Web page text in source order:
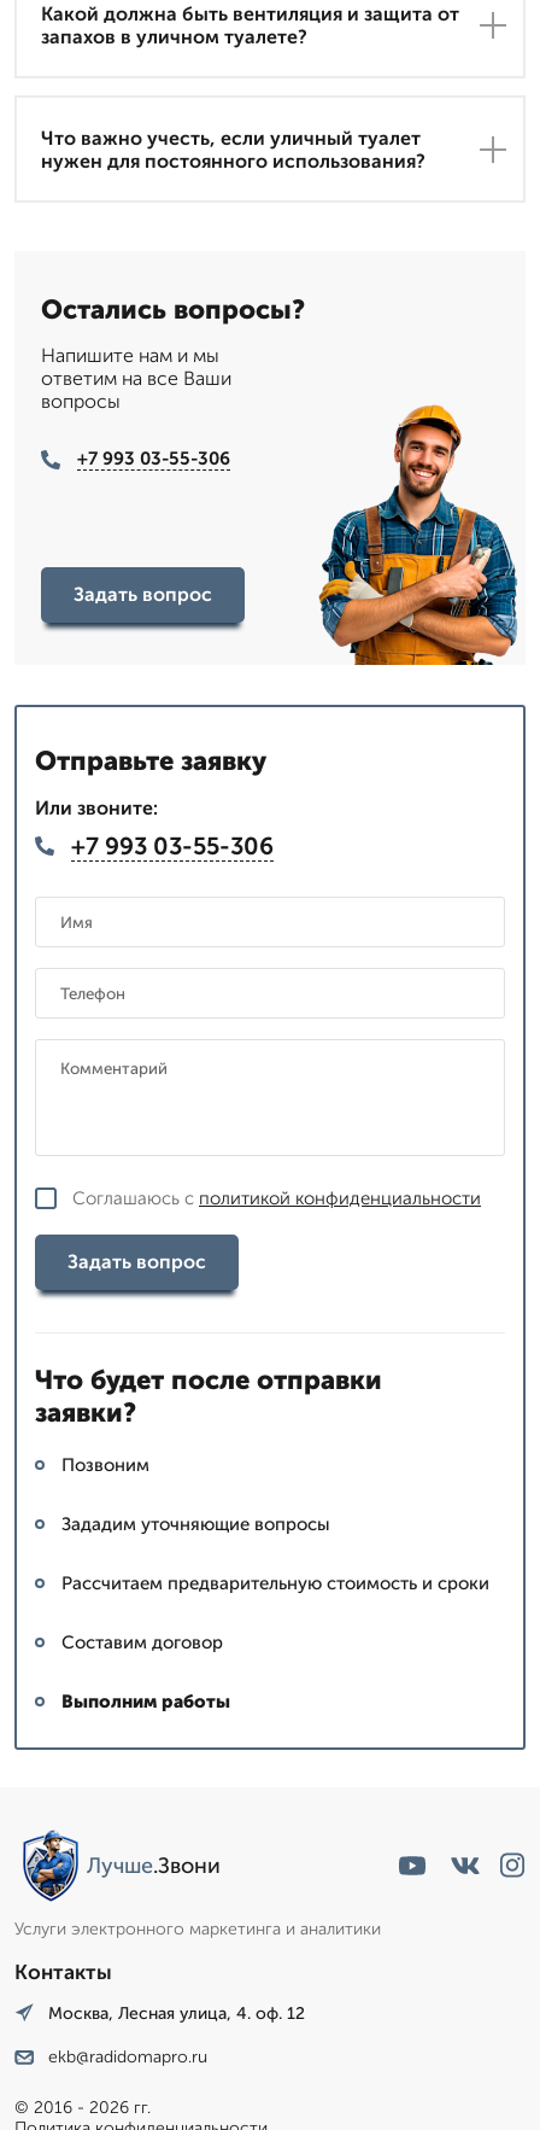
Какой должна быть вентиляция и защита от
запахов в уличном туалете?
Что важно учесть, если уличный туалет
нужен для постоянного использования?
Остались вопросы?
Напишите нам и мы
ответим на все Ваши
вопросы
+7 993 03-55-306
Задать вопрос
Отправьте заявку
Или звоните:
+7 993 03-55-306
Соглашаюсь с политикой конфиденциальности
Задать вопрос
Что будет после отправки
заявки?
Позвоним
Зададим уточняющие вопросы
Рассчитаем предварительную стоимость и сроки
Составим договор
Выполним работы
Лучше.Звони
Услуги электронного маркетинга и аналитики
Контакты
Москва, Лесная улица, 4. оф. 12
ekb@radidomapro.ru
© 2016 - 2026 гг.